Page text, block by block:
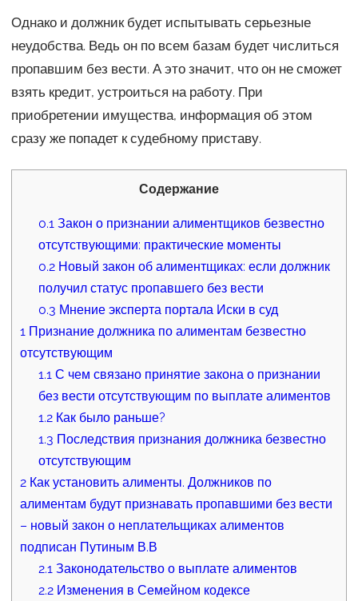
Однако и должник будет испытывать серьезные
неудобства. Ведь он по всем базам будет числиться
пропавшим без вести. А это значит, что он не сможет
взять кредит, устроиться на работу. При
приобретении имущества, информация об этом
сразу же попадет к судебному приставу.
Содержание
0.1 Закон о признании алиментщиков безвестно
отсутствующими: практические моменты
0.2 Новый закон об алиментщиках: если должник
получил статус пропавшего без вести
0.3 Мнение эксперта портала Иски в суд
1 Признание должника по алиментам безвестно
отсутствующим
1.1 С чем связано принятие закона о признании
без вести отсутствующим по выплате алиментов
1.2 Как было раньше?
1.3 Последствия признания должника безвестно
отсутствующим
2Как установить алименты. Должников по
алиментам будут признавать пропавшими без вести
– новый закон о неплательщиках алиментов
подписан Путиным В.В
2.1 Законодательство о выплате алиментов
2.2 Изменения в Семейном кодексе